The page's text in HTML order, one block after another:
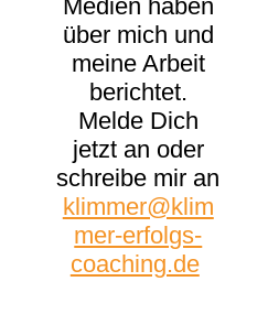
Medien haben
über mich und
meine Arbeit
berichtet.
Melde Dich
jetzt an oder
schreibe mir an
klimmer@klim
mer-erfolgs-
coaching.de